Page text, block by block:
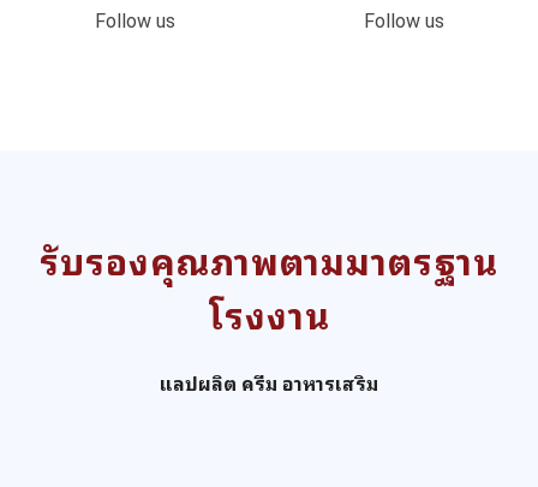
Follow us Follow us
รับรองคุณภาพตามมาตรฐาน
โรงงาน
แลปผลิต ครีม อาหารเสริม